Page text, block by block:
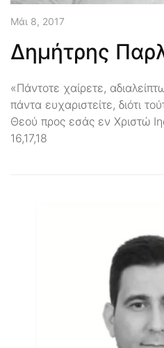
Μάι 8, 2017
Δημήτρης
«Πάντοτε χαίρετε,
πάντα ευχαριστείτε, διότι
Θεού προς εσάς εν Χριστώ
16,17,18